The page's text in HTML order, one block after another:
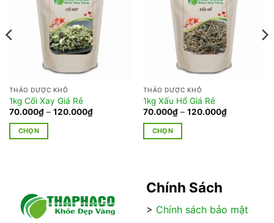
THẢO DƯỢC KHÔ
1kg Cối Xay Giá Rẻ
70.000₫ – 120.000₫Khoảng
giá:
CHỌN
nhiều
biến
THẢO DƯỢC KHÔ
1kg Xấu Hổ Giá Rẻ
70.000₫ – 120.000₫Khoảng
giá:
CHỌN
có
nhiều
biến
Chính Sách
> Chính sách bảo mật